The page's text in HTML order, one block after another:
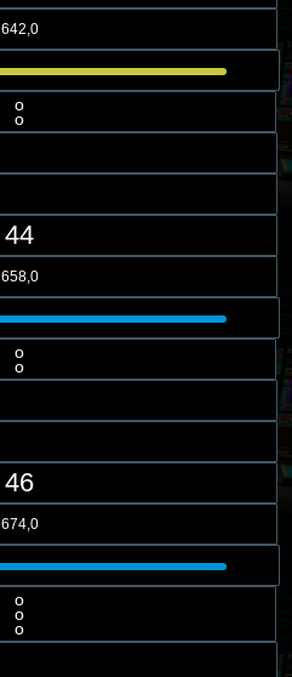
642,0
o
o
44
658,0
o
o
46
674,0
o
o
o